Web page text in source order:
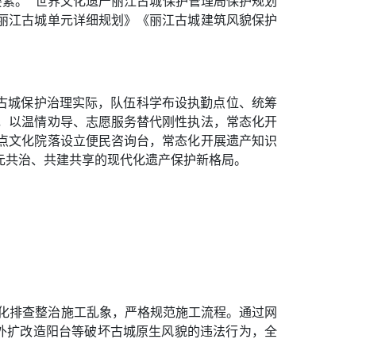
古城单元详细规划》《丽江古城建筑风貌保护
保护治理实际，队伍科学布设执勤点位、统筹
以温情劝导、志愿服务替代刚性执法，常态化开
化院落设立便民咨询台，常态化开展遗产知识
治、共建共享的现代化遗产保护新格局。
查整治施工乱象，严格规范施工流程。通过网
改造阳台等破坏古城原生风貌的违法行为，全